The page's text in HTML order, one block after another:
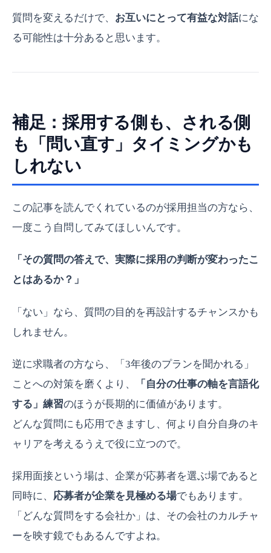
質問を変えるだけで、 お互いにとって有益な対話にな
る可能性は十分あると思います。
補足：採用する側も、される側
も「問い直す」タイミングかも
しれない
この記事を読んでくれているのが採用担当の方なら、
一度こう自問してみてほしいんです。
「その質問の答えで、実際に採用の判断が変わったこ
とはあるか？」
「ない」なら、質問の目的を再設計するチャンスかも
しれません。
逆に求職者の方なら、「3年後のプランを聞かれる」
ことへの対策を磨くより、
「自分の仕事の軸を言語化
する」練習のほうが長期的に価値があります。
どんな質問にも応用できますし、何より自分自身のキ
ャリアを考えるうえで役に立つので。
採用面接という場は、企業が応募者を選ぶ場であると
同時に、 応募者が企業を見極める場でもあります。
「どんな質問をする会社か」は、その会社のカルチャ
ーを映す鏡でもあるんですよね。